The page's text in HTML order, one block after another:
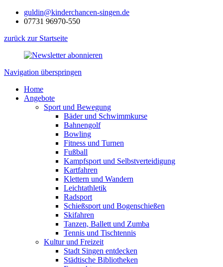
guldin@kinderchancen-singen.de
07731 96970-550
zurück zur Startseite
Navigation überspringen
Home
Angebote
Sport und Bewegung
Bäder und Schwimmkurse
Bahnengolf
Bowling
Fitness und Turnen
Fußball
Kampfsport und Selbstverteidigung
Kartfahren
Klettern und Wandern
Leichtathletik
Radsport
Schießsport und Bogenschießen
Skifahren
Tanzen, Ballett und Zumba
Tennis und Tischtennis
Kultur und Freizeit
Stadt Singen entdecken
Städtische Bibliotheken